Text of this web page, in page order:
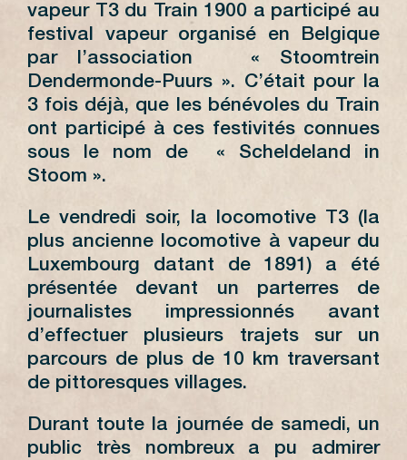
vapeur T3 du Train 1900 a participé au
festival vapeur organisé en Belgique
par l’association « Stoomtrein
Dendermonde-Puurs ». C’était pour la
3 fois déjà, que les bénévoles du Train
ont participé à ces festivités connues
sous le nom de « Scheldeland in
Stoom ».
Le vendredi soir, la locomotive T3 (la
plus ancienne locomotive à vapeur du
Luxembourg datant de 1891) a été
présentée devant un parterres de
journalistes impressionnés avant
d’effectuer plusieurs trajets sur un
parcours de plus de 10 km traversant
de pittoresques villages.
Durant toute la journée de samedi, un
public très nombreux a pu admirer